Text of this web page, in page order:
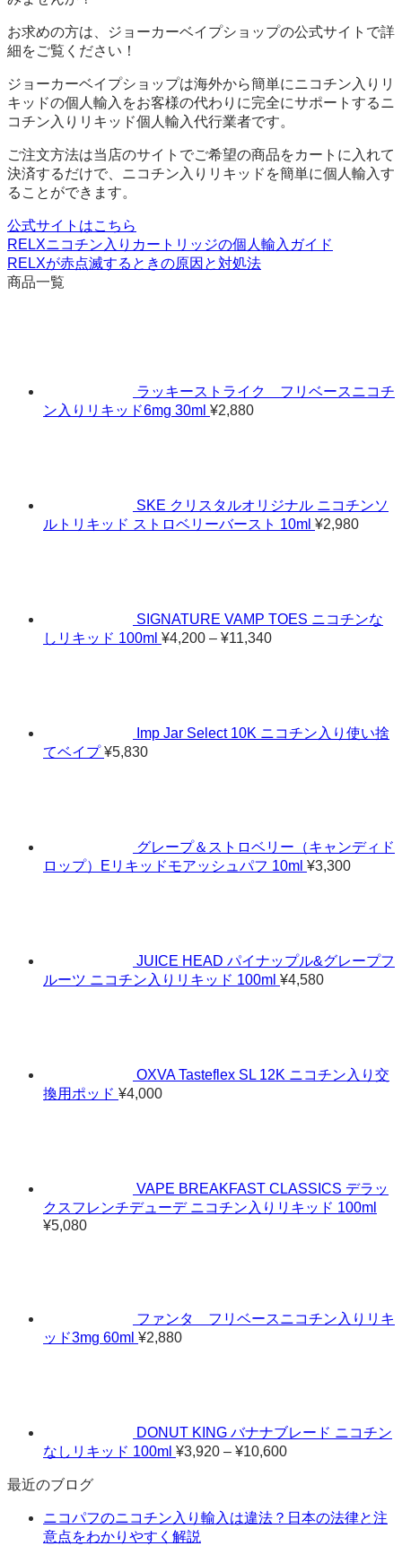
お求めの方は、ジョーカーベイプショップの公式サイトで詳
細をご覧ください！
ジョーカーベイプショップは海外から簡単にニコチン入りリ
キッドの個人輸入をお客様の代わりに完全にサポートするニ
コチン入りリキッド個人輸入代行業者です。
ご注文方法は当店のサイトでご希望の商品をカートに入れて
決済するだけで、ニコチン入りリキッドを簡単に個人輸入す
ることができます。
公式サイトはこちら
RELXニコチン入りカートリッジの個人輸入ガイド
RELXが赤点滅するときの原因と対処法
商品一覧
ラッキーストライク フリベースニコチ
ン入りリキッド6mg 30ml ¥2,880
SKE クリスタルオリジナル ニコチンソ
ルトリキッド ストロベリーバースト 10ml ¥2,980
SIGNATURE VAMP TOES ニコチンな
しリキッド 100ml ¥4,200 – ¥11,340価
¥11,340
Imp Jar Select 10K ニコチン入り使い捨
てベイプ ¥5,830
グレープ＆ストロベリー（キャンディド
ロップ）Eリキッドモアッシュパフ 10ml ¥3,300
JUICE HEAD パイナップル&グレープフ
ルーツ ニコチン入りリキッド 100ml ¥4,580
OXVA Tasteflex SL 12K ニコチン入り交
換用ポッド ¥4,000
VAPE BREAKFAST CLASSICS デラッ
クスフレンチデューデ ニコチン入りリキッド 100ml
¥5,080
ファンタ フリベースニコチン入りリキ
ッド3mg 60ml ¥2,880
DONUT KING バナナブレード ニコチン
なしリキッド 100ml ¥3,920 – ¥10,600価
¥3,920
–
最近のブログ
ニコパフのニコチン入り輸入は違法？日本の法律と注
意点をわかりやすく解説